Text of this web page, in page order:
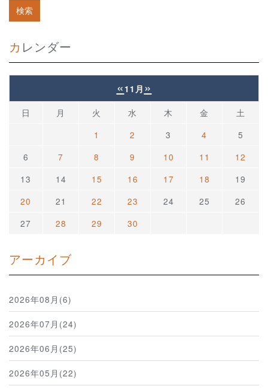
カレンダー
« 11月 »
日 月 火 水 木 金
土
1
2 3 4
5
6
7 8 9 10 11
12
13
14 15 16 17 18
19
20
21 22 23 24 25
26
27
28 29 30
アーカイブ
2026年08月(6)
2026年07月(24)
2026年06月(25)
2026年05月(22)